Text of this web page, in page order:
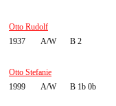
Otto Rudolf
1937
A/W B 2
Otto Stefanie
1999
A/W B 1b 0b